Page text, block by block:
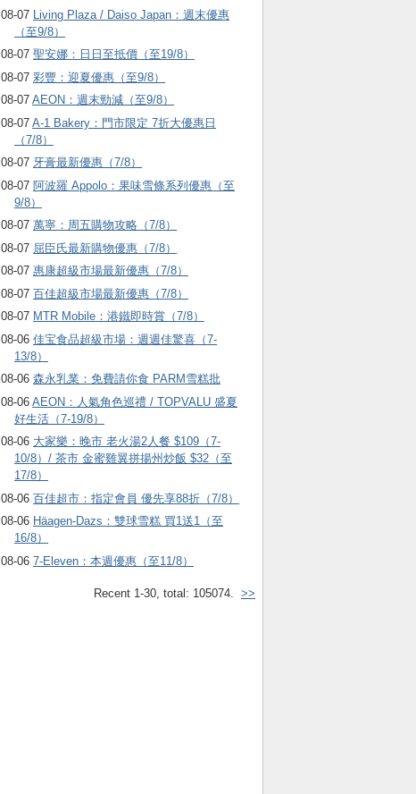
08-07
Living Plaza / Daiso Japan：週末優惠
（至9/8）
08-07 聖安娜：日日至抵價（至19/8）
08-07 彩豐：迎夏優惠（至9/8）
08-07 AEON：週末勁減（至9/8）
08-07 A-1 Bakery：門市限定 7折大優惠日
（7/8）
08-07 牙膏最新優惠（7/8）
08-07 阿波羅 Appolo：果味雪條系列優惠（至
9/8）
08-07 萬寧：周五購物攻略（7/8）
08-07 屈臣氏最新購物優惠（7/8）
08-07 惠康超級市場最新優惠（7/8）
08-07 百佳超級市場最新優惠（7/8）
08-07 MTR Mobile：港鐵即時賞（7/8）
08-06 佳宝食品超級市場：週週佳驚喜（7-
13/8）
08-06 森永乳業：免費請你食 PARM雪糕批
08-06 AEON：人氣角色巡禮 / TOPVALU 盛夏
好生活（7-19/8）
08-06 大家樂：晚市 老火湯2人餐 $109（7-
10/8）/ 茶市 金蜜雞翼拼揚州炒飯 $32（至
17/8）
08-06 百佳超市：指定會員 優先享88折（7/8）
08-06 Häagen-Dazs ：雙球雪糕 買1送1（至
16/8）
08-06 7-Eleven：本週優惠（至11/8）
Recent 1-30, total: 105074. >>